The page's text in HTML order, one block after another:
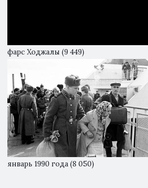
фарс Ходжалы (9 449)
январь 1990 года (8 050)